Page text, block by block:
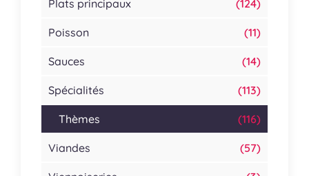
Plats principaux (124)
Poisson (11)
Sauces (14)
Spécialités (113)
Thèmes (116)
Viandes (57)